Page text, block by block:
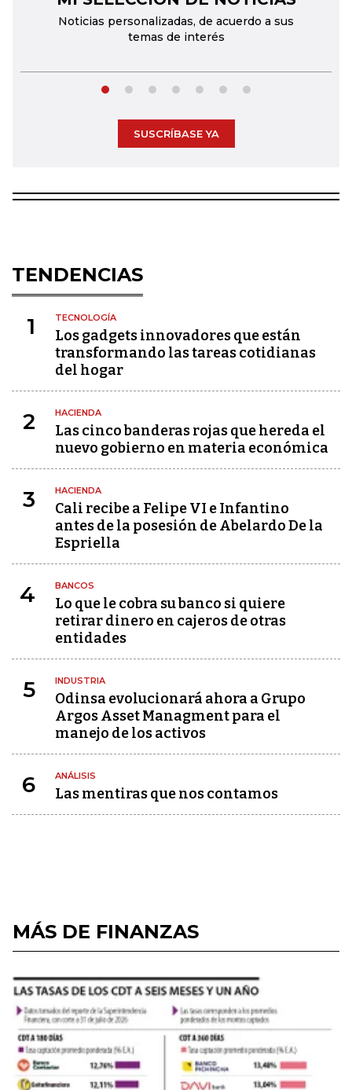
Noticias personalizadas, de acuerdo a sus
temas de interés
SUSCRÍBASE YA
TENDENCIAS
1 TECNOLOGÍA
Los gadgets innovadores que están
transformando las tareas cotidianas
del hogar
2 HACIENDA
Las cinco banderas rojas que hereda el
nuevo gobierno en materia económica
3 HACIENDA
Cali recibe a Felipe VI e Infantino
antes de la posesión de Abelardo De la
Espriella
4 BANCOS
Lo que le cobra su banco si quiere
retirar dinero en cajeros de otras
entidades
5 INDUSTRIA
Odinsa evolucionará ahora a Grupo
Argos Asset Managment para el
manejo de los activos
6 ANÁLISIS
Las mentiras que nos contamos
MÁS DE FINANZAS